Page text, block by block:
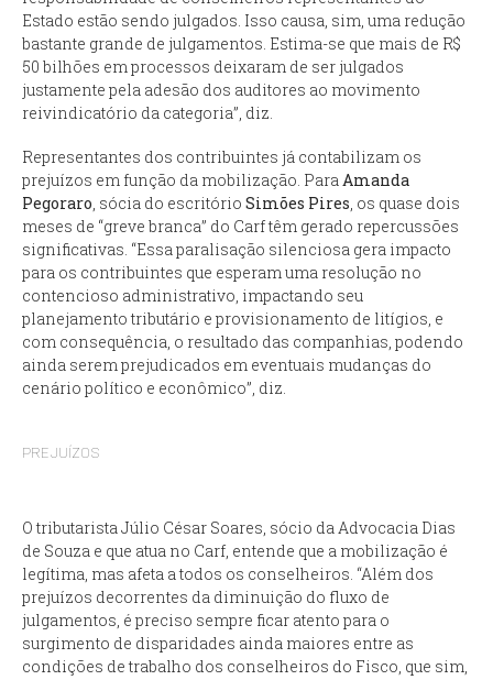
Estado estão sendo julgados. Isso causa, sim, uma redução
bastante grande de julgamentos. Estima-se que mais de R$
50 bilhões em processos deixaram de ser julgados
justamente pela adesão dos auditores ao movimento
reivindicatório da categoria”, diz.
Representantes dos contribuintes já contabilizam os
prejuízos em função da mobilização. ParaAmanda
Pegoraro, sócia do escritório Simões Pires, os quase dois
meses de “greve branca” do Carf têm gerado repercussões
significativas. “Essa paralisação silenciosa gera impacto
para os contribuintes que esperam uma resolução no
contencioso administrativo, impactando seu
planejamento tributário e provisionamento de litígios, e
com consequência, o resultado das companhias, podendo
ainda serem prejudicados em eventuais mudanças do
cenário político e econômico”, diz.
PREJUÍZOS
O tributarista Júlio César Soares, sócio da Advocacia Dias
de Souza e que atua no Carf, entende que a mobilização é
legítima, mas afeta a todos os conselheiros. “Além dos
prejuízos decorrentes da diminuição do fluxo de
julgamentos, é preciso sempre ficar atento para o
surgimento de disparidades ainda maiores entre as
condições de trabalho dos conselheiros do Fisco, que sim,